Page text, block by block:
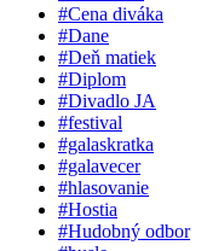
#Cena diváka
#Dane
#Deň matiek
#Diplom
#Divadlo JA
#festival
#galaskratka
#galavecer
#hlasovanie
#Hostia
#Hudobný odbor